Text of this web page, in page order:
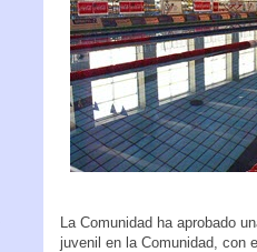
La Comunidad ha aprobado
juvenil en la Comunidad, con